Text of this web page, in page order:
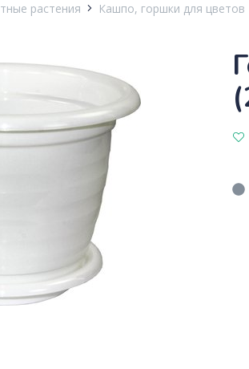
растения Кашпо, горшки для цветов